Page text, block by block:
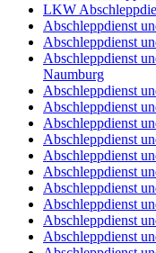
LKW
Abschleppdienst
Abschleppdienst
Abschleppdienst
Naumburg
Abschleppdienst
Abschleppdienst
Abschleppdienst
Abschleppdienst
Abschleppdienst
Abschleppdienst
Abschleppdienst
Abschleppdienst
Abschleppdienst
Abschleppdienst